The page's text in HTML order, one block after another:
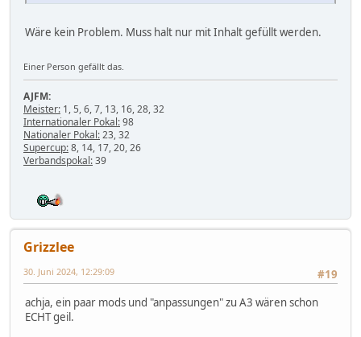
Wäre kein Problem. Muss halt nur mit Inhalt gefüllt werden.
Einer Person gefällt das.
AJFM:
Meister: 1, 5, 6, 7, 13, 16, 28, 32
Internationaler Pokal:98
Nationaler Pokal:23, 32
Supercup:8, 14, 17, 20, 26
Verbandspokal:39
Grizzlee
#19
30. Juni 2024, 12:29:09
achja, ein paar mods und "anpassungen" zu A3 wären schon
ECHT geil.